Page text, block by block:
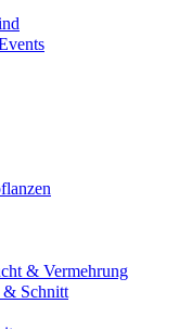
& Vermehrung
Schnitt